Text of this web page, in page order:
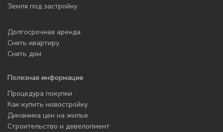
Земля под застройку
Долгосрочная аренда
Снять квартиру
Снять дом
Полезная информация
Процедура покупки
Как купить новостройку
Динамика цен на жилье
Строительство и девелопмент